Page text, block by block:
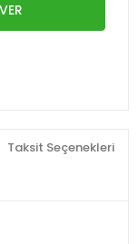
Taksit Seçenekleri